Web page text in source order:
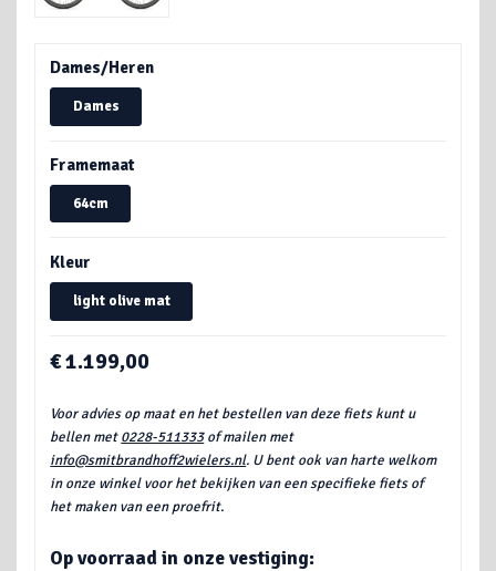
Dames/Heren
Dames
Framemaat
64cm
Kleur
light olive mat
€ 1.199,00
Voor advies op maat en het bestellen van deze fiets kunt u
bellen met0228-511333of mailen met
info@smitbrandhoff2wielers.nl. U bent ook van harte welkom
in onze winkel voor het bekijken van een specifieke fiets of
het maken van een proefrit.
Op voorraad in onze vestiging: